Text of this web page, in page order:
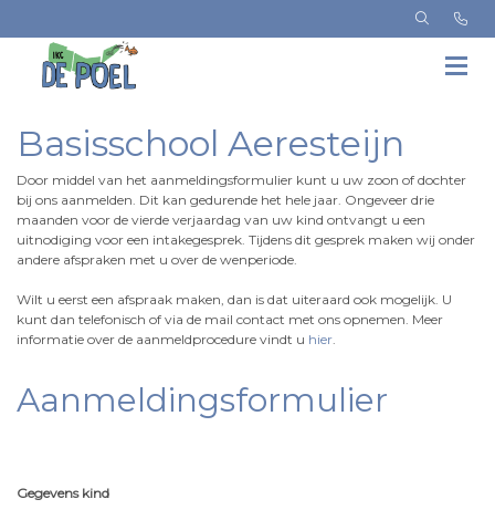
Basisschool Aeresteijn
Door middel van het aanmeldingsformulier kunt u uw zoon of dochter
bij ons aanmelden. Dit kan gedurende het hele jaar. Ongeveer drie
maanden voor de vierde verjaardag van uw kind ontvangt u een
uitnodiging voor een intakegesprek. Tijdens dit gesprek maken wij onder
andere afspraken met u over de wenperiode.
Wilt u eerst een afspraak maken, dan is dat uiteraard ook mogelijk. U
kunt dan telefonisch of via de mail contact met ons opnemen. Meer
informatie over de aanmeldprocedure vindt u hier.
Aanmeldingsformulier
Gegevens kind